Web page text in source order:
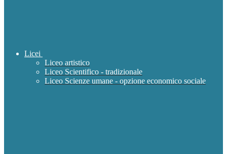
Licei
Liceo artistico
Liceo Scientifico - tradizionale
Liceo Scienze umane - opzione economico sociale